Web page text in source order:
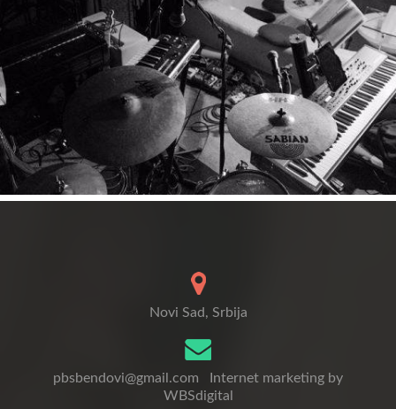
Novi Sad, Srbija
pbsbendovi@gmail.com
Internet marketing by
WBSdigital